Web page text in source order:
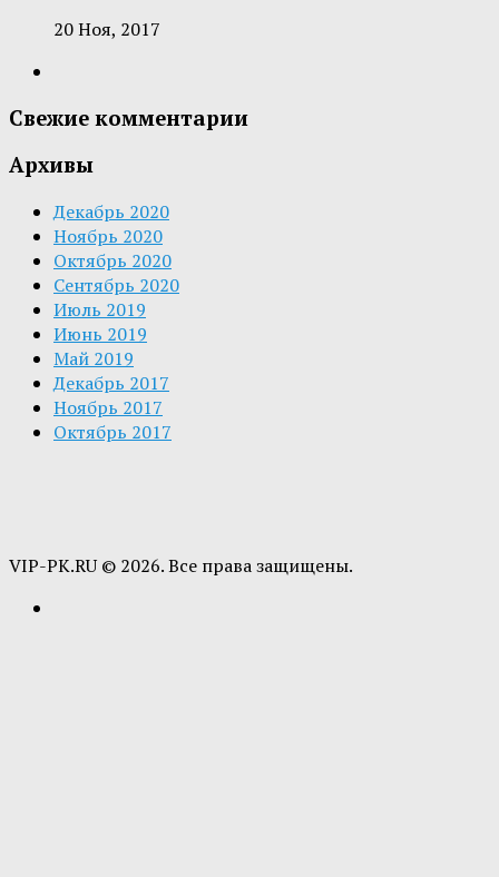
20 Ноя, 2017
Свежие комментарии
Архивы
Декабрь 2020
Ноябрь 2020
Октябрь 2020
Сентябрь 2020
Июль 2019
Июнь 2019
Май 2019
Декабрь 2017
Ноябрь 2017
Октябрь 2017
VIP-PK.RU © 2026. Все права защищены.